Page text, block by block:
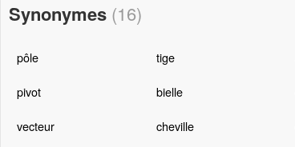
Synonymes (16)
pôle tige
pivot bielle
vecteur cheville